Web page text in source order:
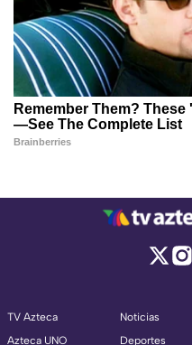
TV Azteca
Azteca UNO
Noticias
Deportes